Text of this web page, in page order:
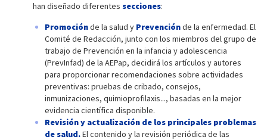
han diseñado diferentes secciones:
Promociónde la salud y Prevenciónde la enfermedad. El
Comité de Redacción, junto con los miembros del grupo de
trabajo de Prevención en la infancia y adolescencia
(PrevInfad) de la AEPap, decidirá los artículos y autores
para proporcionar recomendaciones sobre actividades
preventivas: pruebas de cribado, consejos,
inmunizaciones, quimioprofilaxis..., basadas en la mejor
evidencia científica disponible.
Revisión y actualización de los principales problemas
de salud.El contenido y la revisión periódica de las